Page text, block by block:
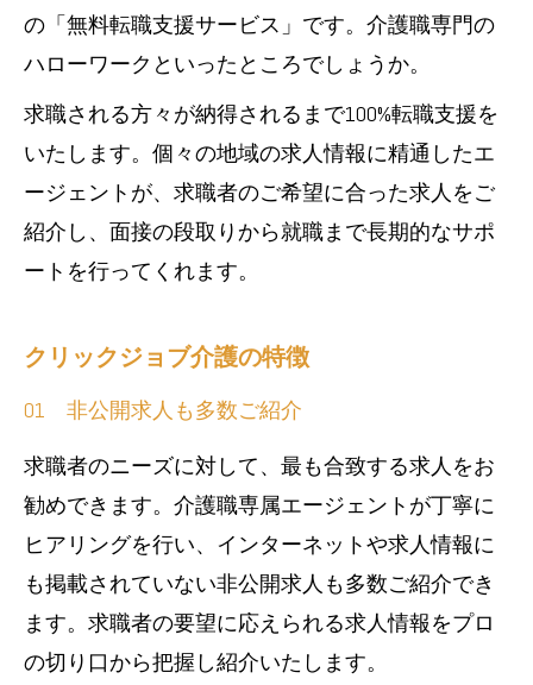
の「無料転職支援サービス」です。介護職専門の
ハローワークといったところでしょうか。
求職される方々が納得されるまで100%転職支援を
いたします。個々の地域の求人情報に精通したエ
ージェントが、求職者のご希望に合った求人をご
紹介し、面接の段取りから就職まで長期的なサポ
ートを行ってくれます。
クリックジョブ介護の特徴
01 非公開求人も多数ご紹介
求職者のニーズに対して、最も合致する求人をお
勧めできます。介護職専属エージェントが丁寧に
ヒアリングを行い、インターネットや求人情報に
も掲載されていない非公開求人も多数ご紹介でき
ます。求職者の要望に応えられる求人情報をプロ
の切り口から把握し紹介いたします。